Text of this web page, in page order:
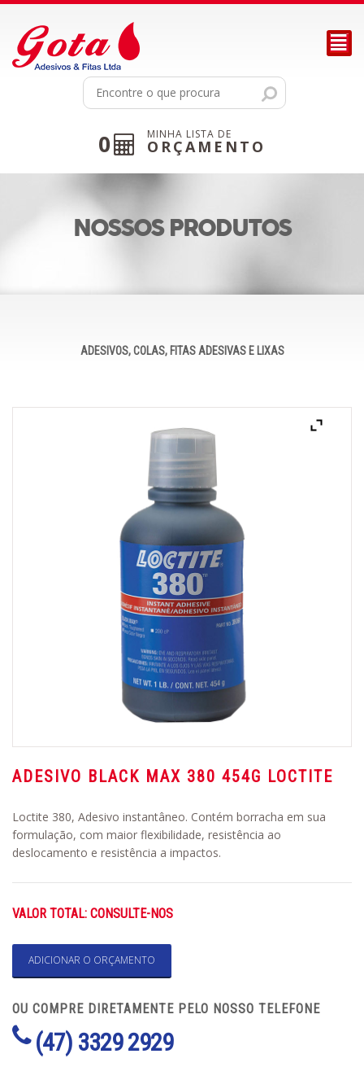
²
0 MINHA LISTA DE
ORÇAMENTO
NOSSOS PRODUTOS
ADESIVOS, COLAS, FITAS ADESIVAS E LIXAS
ADESIVO BLACK MAX 380 454G LOCTITE
Loctite 380, Adesivo instantâneo. Contém borracha em sua
formulação, com maior flexibilidade, resistência ao
deslocamento e resistência a impactos.
VALOR TOTAL: CONSULTE-NOS
ADICIONAR O ORÇAMENTO
OU COMPRE DIRETAMENTE PELO NOSSO TELEFONE
(47) 3329 2929